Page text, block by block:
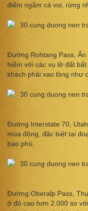
điểm ngắm cá voi, rừng
Đường Rohtang Pass,
hiểm với các vụ lở đất
khách phải xao lòng như
Đường Interstate 70,
mùa đông, đặc biệt tại
bao phủ.
Đường Oberalp Pass,
ở độ cao hơn 2.000 so